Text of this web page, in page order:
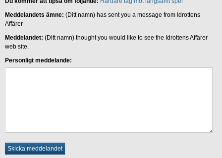
Meddelandets ämne: (Ditt namn) has sent you a message from Idrottens
Affärer
Meddelandet: (Ditt namn) thought you would like to see the Idrottens Affärer
web site.
Personligt meddelande: